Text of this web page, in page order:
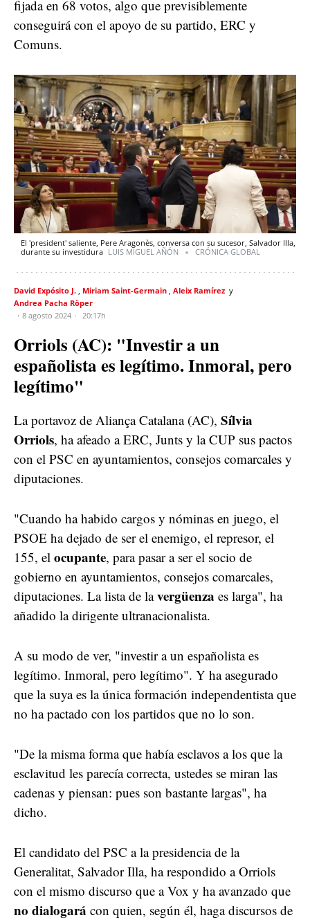
fijada en 68 votos, algo que previsiblemente
conseguirá con el apoyo de su partido, ERC y
Comuns.
El 'president' saliente, Pere Aragonès, conversa con su sucesor, Salvador Illa,
durante su investidura LUIS MIGUEL AÑÓN CRÓNICA GLOBAL
David Expósito J. Miriam Saint-Germain Aleix Ramírez
Andrea Pacha Röper
8 agosto 2024
20:17h
Orriols (AC): "Investir a un
españolista es legítimo. Inmoral, pero
legítimo"
La portavoz de Aliança Catalana (AC), Sílvia
Orriols, ha afeado a ERC, Junts y la CUP sus pactos
con el PSC en ayuntamientos, consejos comarcales y
diputaciones.
"Cuando ha habido cargos y nóminas en juego, el
PSOE ha dejado de ser el enemigo, el represor, el
155, el ocupante, para pasar a ser el socio de
gobierno en ayuntamientos, consejos comarcales,
diputaciones. La lista de lavergüenza es larga", ha
añadido la dirigente ultranacionalista.
A su modo de ver, "investir a un españolista es
legítimo. Inmoral, pero legítimo". Y ha asegurado
que la suya es la única formación independentista que
no ha pactado con los partidos que no lo son.
"De la misma forma que había esclavos a los que la
esclavitud les parecía correcta, ustedes se miran las
cadenas y piensan: pues son bastante largas", ha
dicho.
El candidato del PSC a la presidencia de la
Generalitat, Salvador Illa, ha respondido a Orriols
con el mismo discurso que a Vox y ha avanzado que
no dialogará con quien, según él, haga discursos de